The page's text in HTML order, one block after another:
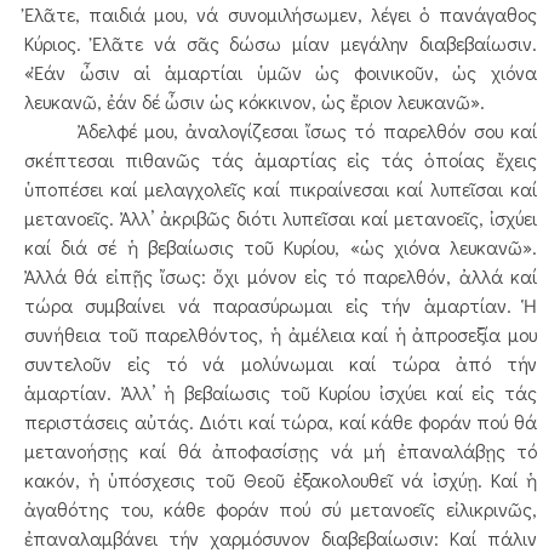
Ἐλᾶτε, παιδιά μου, νά συνομιλήσωμεν, λέγει ὁ πανάγαθος
Κύριος. Ἐλᾶτε νά σᾶς δώσω μίαν μεγάλην διαβεβαίωσιν.
«Ἐάν ὦσιν αἱ ἁμαρτίαι ὑμῶν ὡς φοινικοῦν, ὡς χιόνα
λευκανῶ, ἐάν δέ ὦσιν ὡς κόκκινον, ὡς ἔριον λευκανῶ».
Ἀδελφέ μου, ἀναλογίζεσαι ἴσως τό παρελθόν σου καί
σκέπτεσαι πιθανῶς τάς ἁμαρτίας εἰς τάς ὁποίας ἔχεις
ὑποπέσει καί μελαγχολεῖς καί πικραίνεσαι καί λυπεῖσαι καί
μετανοεῖς. Ἀλλ’ ἀκριβῶς διότι λυπεῖσαι καί μετανοεῖς, ἰσχύει
καί διά σέ ἡ βεβαίωσις τοῦ Κυρίου, «ὡς χιόνα λευκανῶ».
Ἀλλά θά εἰπῇς ἴσως: ὄχι μόνον εἰς τό παρελθόν, ἀλλά καί
τώρα συμβαίνει νά παρασύρωμαι εἰς τήν ἁμαρτίαν. Ἡ
συνήθεια τοῦ παρελθόντος, ἡ ἀμέλεια καί ἡ ἀπροσεξία μου
συντελοῦν εἰς τό νά μολύνωμαι καί τώρα ἀπό τήν
ἁμαρτίαν. Ἀλλ’ ἡ βεβαίωσις τοῦ Κυρίου ἰσχύει καί εἰς τάς
περιστάσεις αὐτάς. Διότι καί τώρα, καί κάθε φοράν πού θά
μετανοήσῃς καί θά ἀποφασίσῃς νά μή ἐπαναλάβῃς τό
κακόν, ἡ ὑπόσχεσις τοῦ Θεοῦ ἐξακολουθεῖ νά ἰσχύῃ. Καί ἡ
ἀγαθότης του, κάθε φοράν πού σύ μετανοεῖς εἰλικρινῶς,
ἐπαναλαμβάνει τήν χαρμόσυνον διαβεβαίωσιν: Καί πάλιν